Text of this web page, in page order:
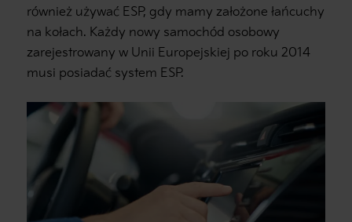
również używać ESP, gdy mamy założone łańcuchy
na kołach. Każdy nowy samochód osobowy
zarejestrowany w Unii Europejskiej po roku 2014
musi posiadać system ESP.